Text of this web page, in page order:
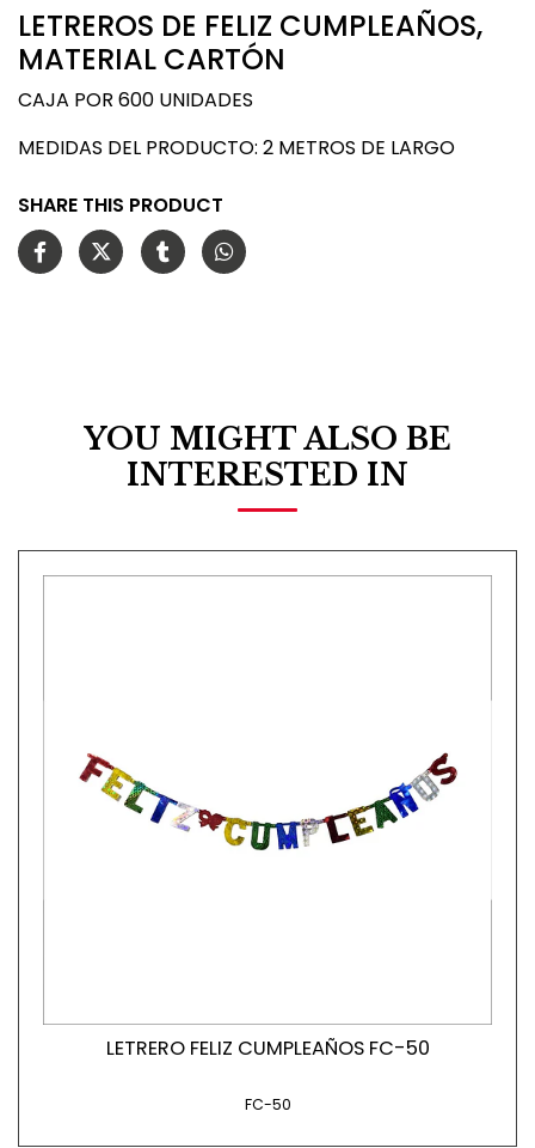
LETREROS DE FELIZ CUMPLEAÑOS,
MATERIAL CARTÓN
CAJA POR 600 UNIDADES
MEDIDAS DEL PRODUCTO: 2 METROS DE LARGO
SHARE THIS PRODUCT
YOU MIGHT ALSO BE
INTERESTED IN
LETRERO FELIZ CUMPLEAÑOS FC-50
FC-50